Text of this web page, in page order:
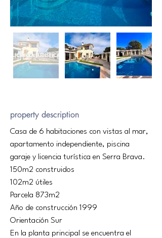
property description
Casa de 6 habitaciones con vistas al mar,
apartamento independiente, piscina
garaje y licencia turística en Serra Brava.
150m2 construidos
102m2 útiles
Parcela 873m2
Año de construcción 1999
Orientación Sur
En la planta principal se encuentra el